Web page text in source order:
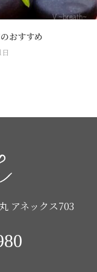
おすすめ
アネックス703